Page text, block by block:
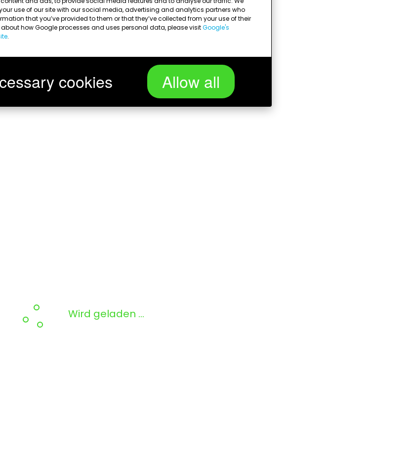
use of our site with our social media, advertising and analytics partners who
that you’ve provided to them or that they’ve collected from your use of their
how Google processes and uses personal data, please visitGoogle's
.
cookies Allow all
Wird geladen …